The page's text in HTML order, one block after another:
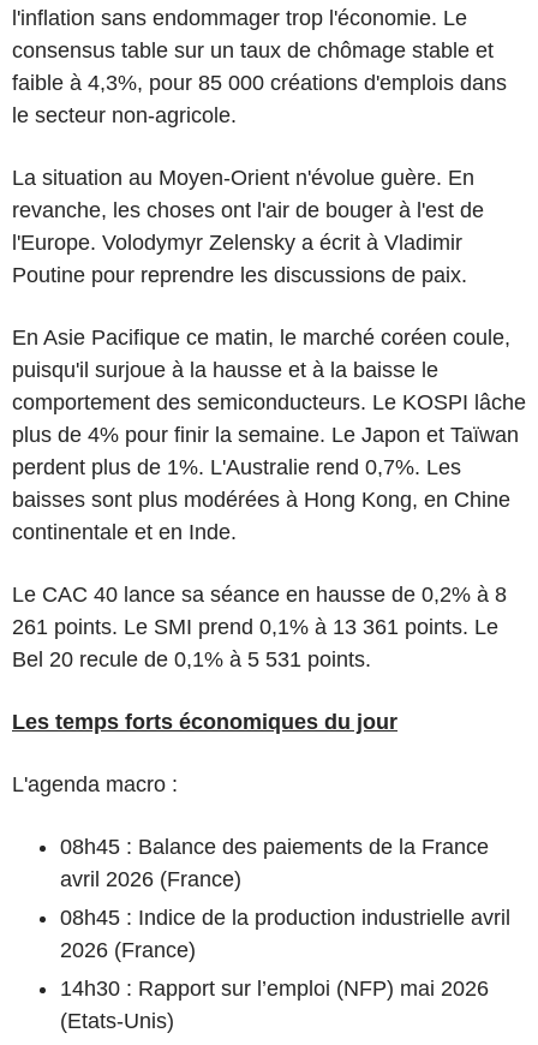
l'inflation sans endommager trop l'économie. Le
consensus table sur un taux de chômage stable et
faible à 4,3%, pour 85 000 créations d'emplois dans
le secteur non-agricole.
La situation au Moyen-Orient n'évolue guère. En
revanche, les choses ont l'air de bouger à l'est de
l'Europe. Volodymyr Zelensky a écrit à Vladimir
Poutine pour reprendre les discussions de paix.
En Asie Pacifique ce matin, le marché coréen coule,
puisqu'il surjoue à la hausse et à la baisse le
comportement des semiconducteurs. Le KOSPI lâche
plus de 4% pour finir la semaine. Le Japon et Taïwan
perdent plus de 1%. L'Australie rend 0,7%. Les
baisses sont plus modérées à Hong Kong, en Chine
continentale et en Inde.
Le CAC 40 lance sa séance en hausse de 0,2% à 8
261 points. Le SMI prend 0,1% à 13 361 points. Le
Bel 20 recule de 0,1% à 5 531 points.
Les temps forts économiques du jour
L'agenda macro :
08h45 : Balance des paiements de la France
avril 2026 (France)
08h45 : Indice de la production industrielle avril
2026 (France)
14h30 : Rapport sur l’emploi (NFP) mai 2026
(Etats-Unis)